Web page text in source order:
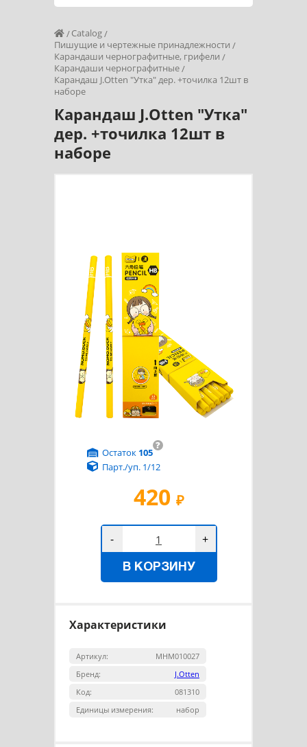
Catalog
Пишущие и чертежные принадлежности
Карандаши чернографитные, грифели
Карандаши чернографитные
Карандаш J.Otten "Утка" дер. +точилка 12шт в
наборе
Карандаш J.Otten "Утка"
дер. +точилка 12шт в
наборе
420 ₽
?
Остаток 105
Парт./уп. 1/12
- +
В КОРЗИНУ
Характеристики
Артикул:
MHM010027
Бренд:
J.Otten
Код:
081310
Единицы измерения:
набор